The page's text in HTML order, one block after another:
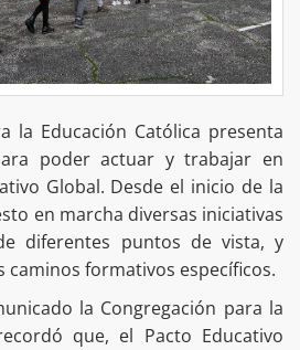
la Educación Católica presenta
poder actuar y trabajar en
Global. Desde el inicio de la
en marcha diversas iniciativas
diferentes puntos de vista, y
formativos específicos.
la Congregación para la
que, el Pacto Educativo